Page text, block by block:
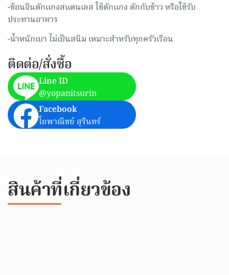
-ช้อนจีนตักแกงสแตนเลส ใช้ตักแกง ตักกับข้าว หรือใช้รับ
ประทานอาหาร
-น้ำหนักเบา ไม่เป็นสนิม เหมาะสำหรับทุกครัวเรือน
ติดต่อ/สั่งซื้อ
Line ID
@yopanitsurin
Facebook
โยพาณิชย์ สุรินทร์
สินค้าที่เกี่ยวข้อง